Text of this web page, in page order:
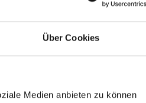
Über Cookies
Medien anbieten zu können